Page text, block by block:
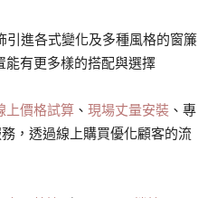
引進各式變化及多種風格的窗簾
有更多樣的搭配與選擇
上價格試算 、 現場丈量安裝 、專
，透過線上購買優化顧客的流